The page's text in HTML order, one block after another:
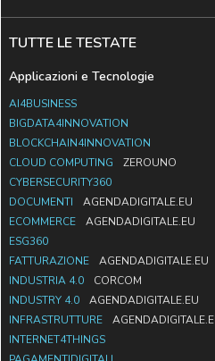
TUTTE LE TESTATE
Applicazioni e Tecnologie
AI4BUSINESS
BIGDATA4INNOVATION
BLOCKCHAIN4INNOVATION
CLOUD COMPUTING
ZEROUNO
CYBERSECURITY360
DOCUMENTI
AGENDADIGITALE.EU
ECOMMERCE
AGENDADIGITALE.EU
ESG360
FATTURAZIONE
AGENDADIGITALE.EU
INDUSTRIA 4.0
CORCOM
INDUSTRY 4.0
AGENDADIGITALE.EU
INFRASTRUTTURE
INTERNET4THINGS